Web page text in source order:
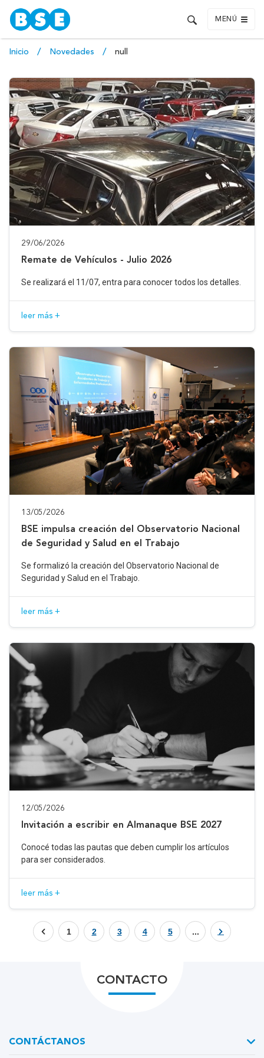
MENÚ
Inicio Novedades null
29/06/2026
Remate de Vehículos - Julio 2026
Se realizará el 11/07, entra para conocer todos los detalles.
leer más +
13/05/2026
BSE impulsa creación del Observatorio Nacional
de Seguridad y Salud en el Trabajo
Se formalizó la creación del Observatorio Nacional de
Seguridad y Salud en el Trabajo.
leer más +
12/05/2026
Invitación a escribir en Almanaque BSE 2027
Conocé todas las pautas que deben cumplir los artículos
para ser considerados.
leer más +
1 2 3 4 5 ...
CONTACTO
CONTÁCTANOS